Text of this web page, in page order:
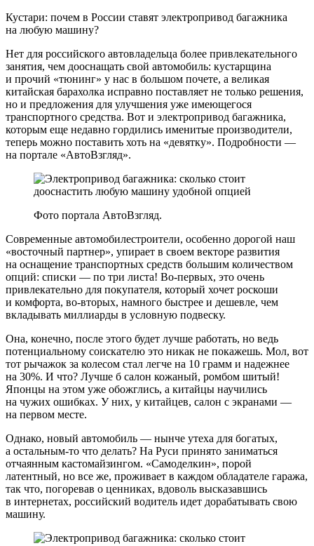
Кустари: почем в России ставят электропривод багажника
на любую машину?
Нет для российского автовладельца более привлекательного
занятия, чем дооснащать свой автомобиль: кустарщина
и прочий «тюнинг» у нас в большом почете, а великая
китайская барахолка исправно поставляет не только решения,
но и предложения для улучшения уже имеющегося
транспортного средства. Вот и электропривод багажника,
которым еще недавно гордились именитые производители,
теперь можно поставить хоть на «девятку». Подробности —
на портале «АвтоВзгляд».
Фото портала АвтоВзгляд.
Современные автомобилестроители, особенно дорогой наш
«восточный партнер», упирает в своем векторе развития
на оснащение транспортных средств большим количеством
опций: списки — по три листа! Во-первых, это очень
привлекательно для покупателя, который хочет роскоши
и комфорта, во-вторых, намного быстрее и дешевле, чем
вкладывать миллиарды в условную подвеску.
Она, конечно, после этого будет лучше работать, но ведь
потенциальному соискателю это никак не покажешь. Мол, вот
тот рычажок за колесом стал легче на 10 грамм и надежнее
на 30%. И что? Лучше б салон кожаный, ромбом шитый!
Японцы на этом уже обожглись, а китайцы научились
на чужих ошибках. У них, у китайцев, салон с экранами —
на первом месте.
Однако, новый автомобиль — нынче утеха для богатых,
а остальным-то что делать? На Руси принято заниматься
отчаянным кастомайзингом. «Самоделкин», порой
латентный, но все же, проживает в каждом обладателе гаража,
так что, погоревав о ценниках, вдоволь высказавшись
в интернетах, российский водитель идет дорабатывать свою
машину.